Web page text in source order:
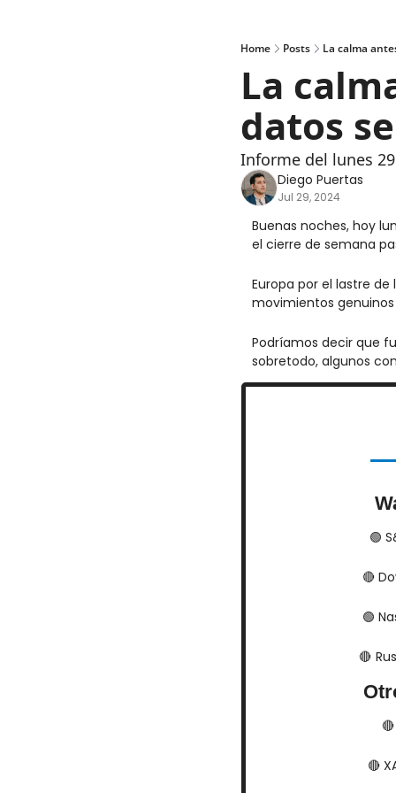
Home Posts La calma
La
datos
Informe del lunes
Diego Puertas
Jul 29, 2024
Buenas noches, hoy
el cierre de semana
Europa por el lastre
movimientos genuinos
Podríamos decir que
sobretodo, algunos
🟢
🔴
🟢
🔴
🔴
🔴